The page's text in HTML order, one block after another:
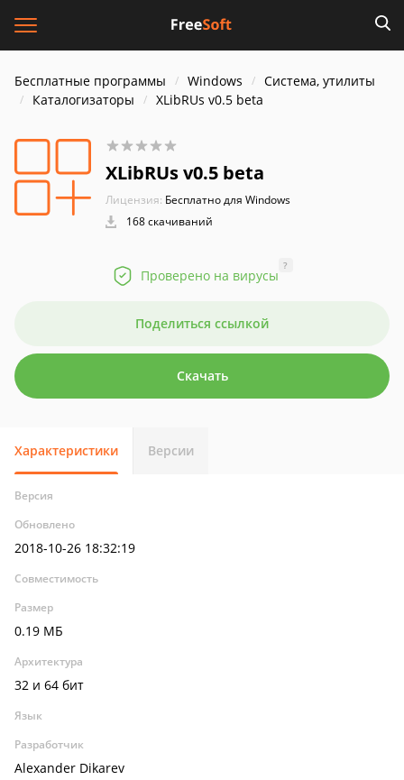
Бесплатные программы Windows
Система, утилиты
Каталогизаторы
XLibRUs v0.5 beta
XLibRUs v0.5 beta
Лицензия: Бесплатно для Windows
168 скачиваний
Проверено на вирусы
?
Поделиться ссылкой
Скачать
Характеристики Версии
Версия
Обновлено
2018-10-26 18:32:19
Совместимость
Размер
0.19 МБ
Архитектура
32 и 64 бит
Язык
Разработчик
Alexander Dikarev